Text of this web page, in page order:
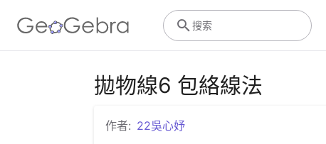
搜索
拋物線6 包絡線法
作者: 22吳心妤